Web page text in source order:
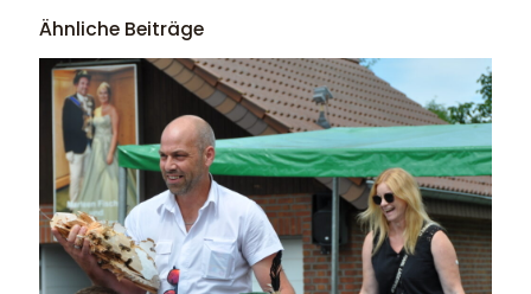
Ähnliche Beiträge